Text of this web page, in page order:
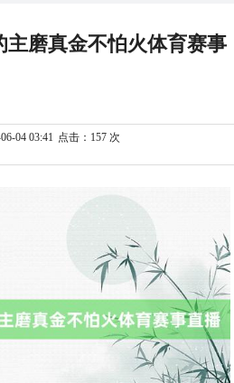
主磨真金不怕火体育赛事
04 03:41 点击：157 次